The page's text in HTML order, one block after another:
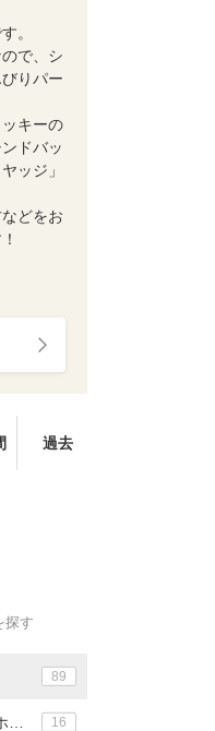
。
で、シ
りパー
キーの
ドバッ
ッジ」
どをお
過去
探す
89
16